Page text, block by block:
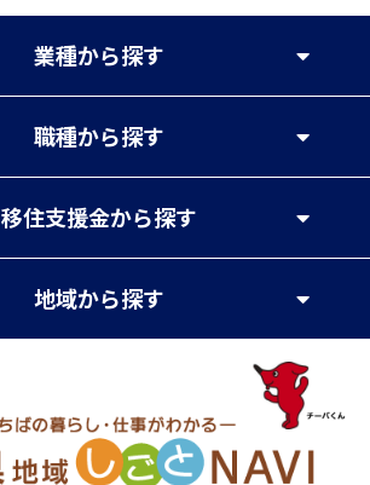
業種から探す
職種から探す
移住支援金から探す
地域から探す